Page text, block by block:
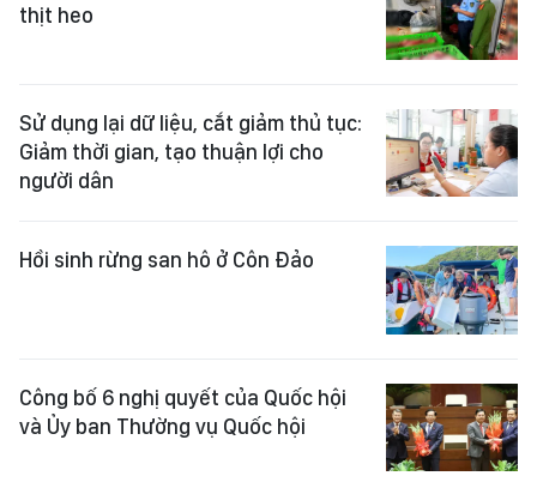
thịt heo
Sử dụng lại dữ liệu, cắt giảm thủ tục:
Giảm thời gian, tạo thuận lợi cho
người dân
Hồi sinh rừng san hô ở Côn Đảo
Công bố 6 nghị quyết của Quốc hội
và Ủy ban Thường vụ Quốc hội